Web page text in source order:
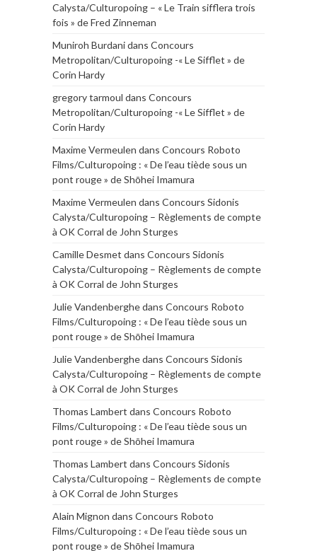
Calysta/Culturopoing – « Le Train sifflera trois
fois » de Fred Zinneman
Muniroh Burdanidans Concours
Metropolitan/Culturopoing -« Le Sifflet » de
Corin Hardy
gregory tarmoul dans Concours
Metropolitan/Culturopoing -« Le Sifflet » de
Corin Hardy
Maxime Vermeulen dans Concours Roboto
Films/Culturopoing : « De l’eau tiède sous un
pont rouge » de Shōhei Imamura
Maxime Vermeulen dans Concours Sidonis
Calysta/Culturopoing – Règlements de compte
à OK Corral de John Sturges
Camille Desmet dans Concours Sidonis
Calysta/Culturopoing – Règlements de compte
à OK Corral de John Sturges
Julie Vandenberghedans Concours Roboto
Films/Culturopoing : « De l’eau tiède sous un
pont rouge » de Shōhei Imamura
Julie Vandenberghedans Concours Sidonis
Calysta/Culturopoing – Règlements de compte
à OK Corral de John Sturges
Thomas Lambert dans Concours Roboto
Films/Culturopoing : « De l’eau tiède sous un
pont rouge » de Shōhei Imamura
Thomas Lambert dans Concours Sidonis
Calysta/Culturopoing – Règlements de compte
à OK Corral de John Sturges
Alain Mignon dans Concours Roboto
Films/Culturopoing : « De l’eau tiède sous un
pont rouge » de Shōhei Imamura